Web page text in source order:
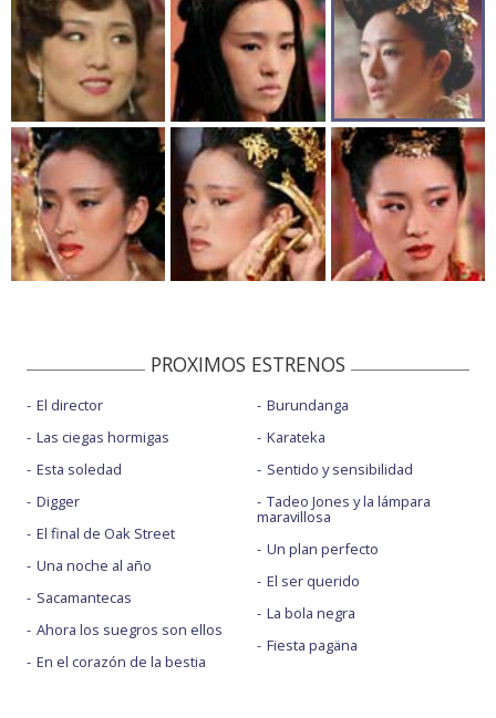
PROXIMOS ESTRENOS
El director
Las ciegas hormigas
Esta soledad
Digger
El final de Oak Street
Una noche al año
Sacamantecas
Ahora los suegros son ellos
En el corazón de la bestia
Burundanga
Karateka
Sentido y sensibilidad
Tadeo Jones y la lámpara
maravillosa
Un plan perfecto
El ser querido
La bola negra
Fiesta pagäna